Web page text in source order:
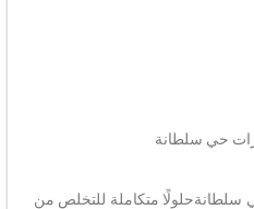
حي سلطانة​
متكاملة للتخلص من